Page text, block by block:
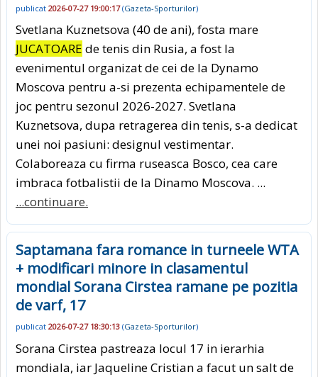
publicat 2026-07-27 19:00:17(Gazeta-Sporturilor)
Svetlana Kuznetsova (40 de ani), fosta mare
JUCATOARE de tenis din Rusia, a fost la
evenimentul organizat de cei de la Dynamo
Moscova pentru a-si prezenta echipamentele de
joc pentru sezonul 2026-2027. Svetlana
Kuznetsova, dupa retragerea din tenis, s-a dedicat
unei noi pasiuni: designul vestimentar.
Colaboreaza cu firma ruseasca Bosco, cea care
imbraca fotbalistii de la Dinamo Moscova. ...
...continuare.
Saptamana fara romance in turneele WTA
+ modificari minore in clasamentul
mondial Sorana Cirstea ramane pe pozitia
de varf, 17
publicat 2026-07-27 18:30:13 (Gazeta-Sporturilor)
Sorana Cirstea pastreaza locul 17 in ierarhia
mondiala, iar Jaqueline Cristian a facut un salt de